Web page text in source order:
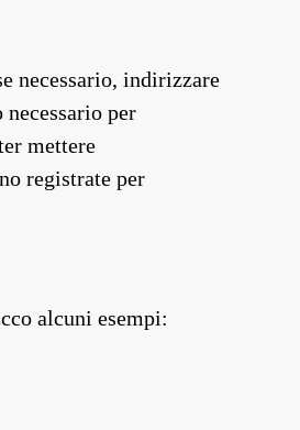
necessario, indirizzare
per
mettere
registrate per
alcuni esempi: